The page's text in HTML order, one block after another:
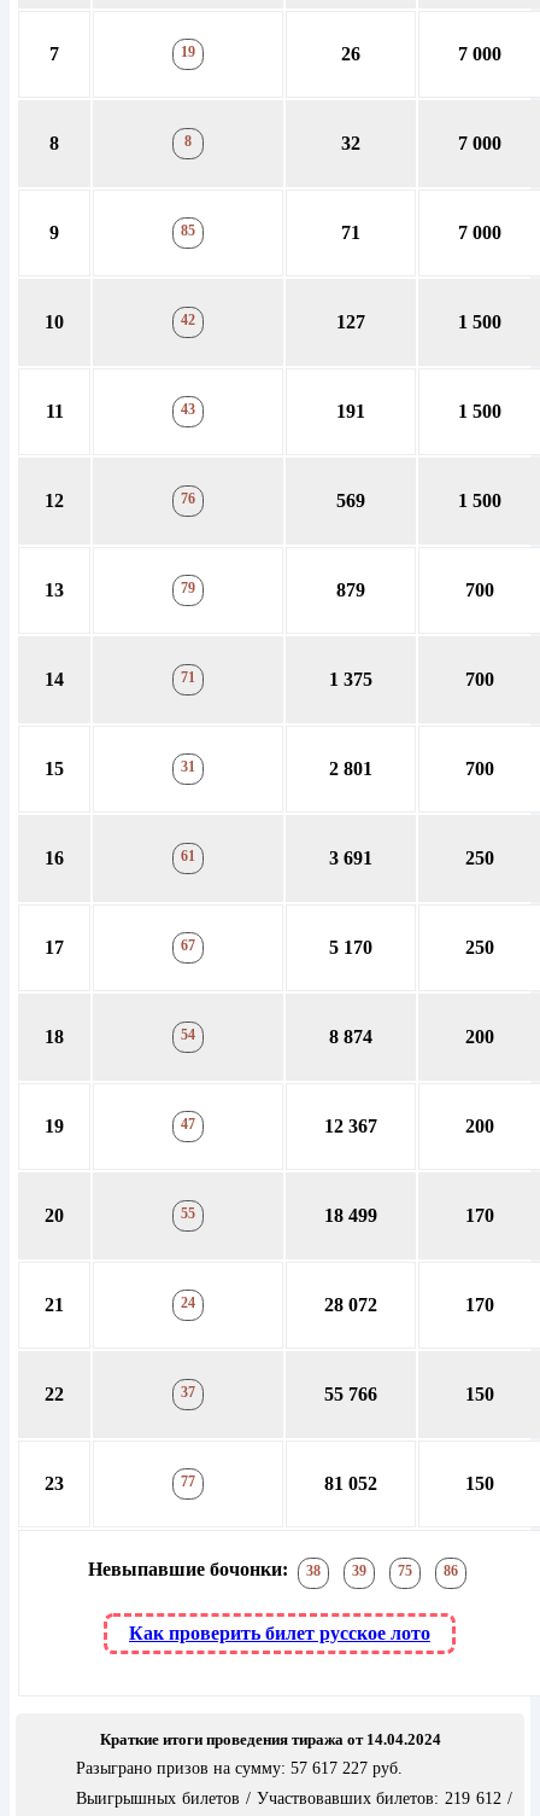
Невыпавшие бочонки: 38 39 75 86
Как проверить билет русское лото
7 19 26 7 000
8 8 32 7 000
9 85 71 7 000
10 42 127 1 500
11 43 191 1 500
12 76 569 1 500
13 79 879 700
14 71 1 375 700
15 31 2 801 700
16 61 3 691 250
17 67 5 170 250
18 54 8 874 200
19 47 12 367 200
20 55 18 499 170
21 24 28 072 170
22 37 55 766 150
23 77 81 052 150
Краткие итоги проведения тиража от 14.04.2024
Разыграно призов на сумму: 57 617 227 руб.
Выигрышных билетов / Участвовавших билетов: 219 612 /